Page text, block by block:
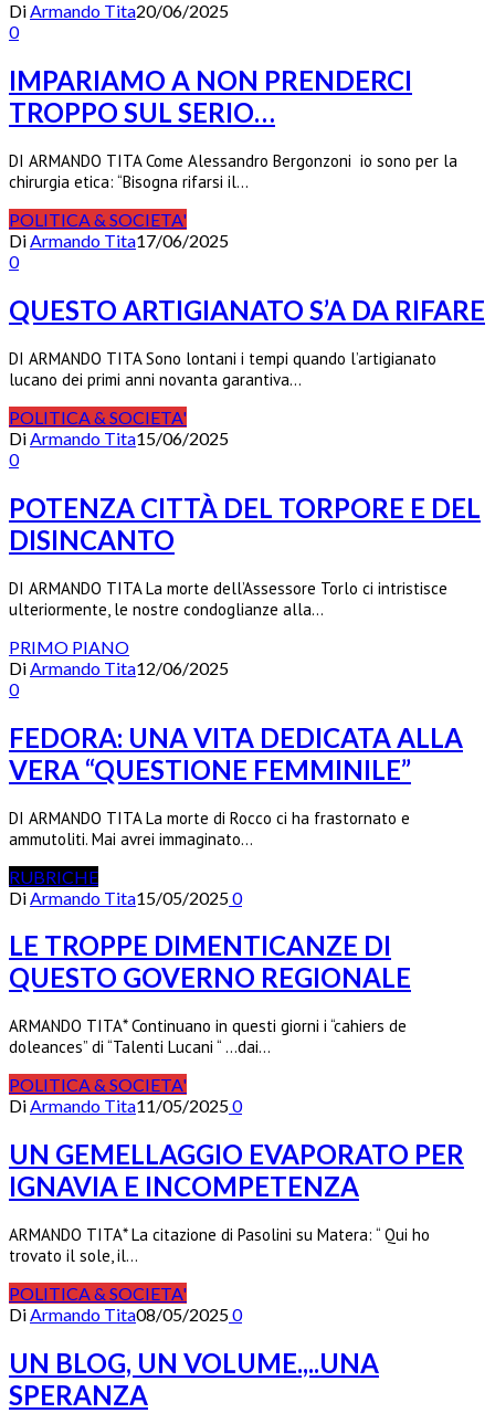
DiArmando Tita20/06/2025
0
IMPARIAMO A NON PRENDERCI
TROPPO SUL SERIO…
DI ARMANDO TITA Come Alessandro Bergonzoni io sono per la
chirurgia etica: “Bisogna rifarsi il…
POLITICA & SOCIETA'
DiArmando Tita17/06/2025
0
QUESTO ARTIGIANATO S’A DA RIFARE
DI ARMANDO TITA Sono lontani i tempi quando l’artigianato
lucano dei primi anni novanta garantiva…
POLITICA & SOCIETA'
DiArmando Tita15/06/2025
0
POTENZA CITTÀ DEL TORPORE E DEL
DISINCANTO
DI ARMANDO TITA La morte dell’Assessore Torlo ci intristisce
ulteriormente, le nostre condoglianze alla…
PRIMO PIANO
Di Armando Tita12/06/2025
0
FEDORA: UNA VITA DEDICATA ALLA
VERA “QUESTIONE FEMMINILE”
DI ARMANDO TITA La morte di Rocco ci ha frastornato e
ammutoliti. Mai avrei immaginato…
RUBRICHE
Di Armando Tita15/05/20250
LE TROPPE DIMENTICANZE DI
QUESTO GOVERNO REGIONALE
ARMANDO TITA* Continuano in questi giorni i “cahiers de
doleances” di “Talenti Lucani “ …dai…
POLITICA & SOCIETA'
DiArmando Tita11/05/20250
UN GEMELLAGGIO EVAPORATO PER
IGNAVIA E INCOMPETENZA
ARMANDO TITA* La citazione di Pasolini su Matera: “ Qui ho
trovato il sole, il…
POLITICA & SOCIETA'
DiArmando Tita08/05/20250
UN BLOG, UN VOLUME.,..UNA
SPERANZA